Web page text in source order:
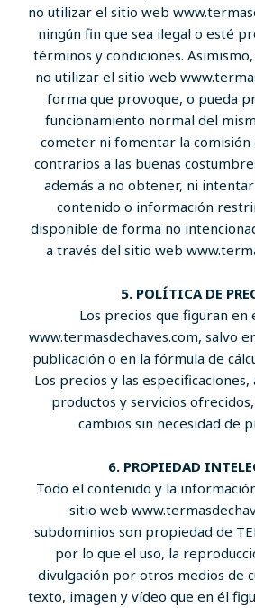
no utilizar el sitio web
ningún fin que sea ilegal o esté
términos y condiciones.
no utilizar el sitio web
forma que provoque, o pueda
funcionamiento normal del
cometer ni fomentar la comisión
contrarios a las buenas
además a no obtener, ni
contenido o información
disponible de forma no
a través del sitio web
5. POLÍTICA DE
Los precios que figuran en
www.termasdechaves.com, salvo
publicación o en la fórmula de
Los precios y las
productos y servicios
cambios sin necesidad de
6. PROPIEDAD
Todo el contenido y la
sitio web
subdominios son propiedad de
por lo que el uso, la
divulgación por otros medios de
texto, imagen y vídeo que en él